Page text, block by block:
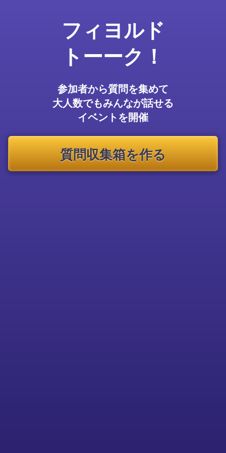
フィヨルド
トーーク！
参加者から質問を集めて
大人数でもみんなが話せる
イベントを開催
質問収集箱を作る